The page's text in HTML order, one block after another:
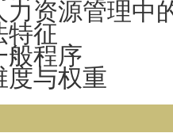
力资源管理中
特征
般程序
度与权重